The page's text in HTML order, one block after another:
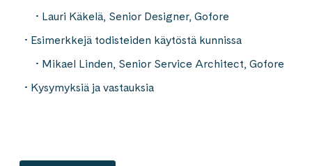
Lauri Käkelä, Senior Designer, Gofore
Esimerkkejä todisteiden käytöstä kunnissa
Mikael Linden, Senior Service Architect, Gofore
Kysymyksiä ja vastauksia